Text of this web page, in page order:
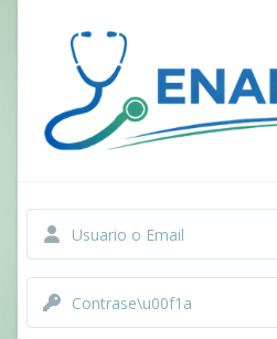
Saltar a crear una nueva cuenta
Usuario o Email
Contraseña